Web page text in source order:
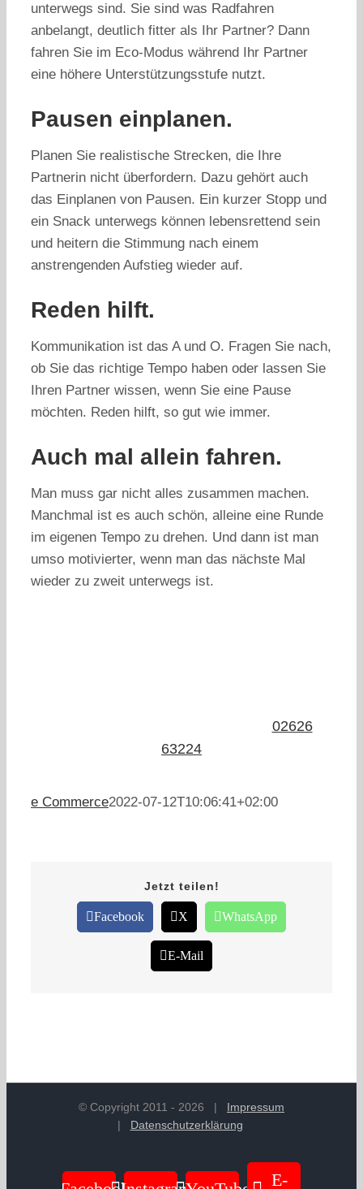
unterwegs sind. Sie sind was Radfahren
anbelangt, deutlich fitter als Ihr Partner? Dann
fahren Sie im Eco-Modus während Ihr Partner
eine höhere Unterstützungsstufe nutzt.
Pausen einplanen.
Planen Sie realistische Strecken, die Ihre
Partnerin nicht überfordern. Dazu gehört auch
das Einplanen von Pausen. Ein kurzer Stopp und
ein Snack unterwegs können lebensrettend sein
und heitern die Stimmung nach einem
anstrengenden Aufstieg wieder auf.
Reden hilft.
Kommunikation ist das A und O. Fragen Sie nach,
ob Sie das richtige Tempo haben oder lassen Sie
Ihren Partner wissen, wenn Sie eine Pause
möchten. Reden hilft, so gut wie immer.
Auch mal allein fahren.
Man muss gar nicht alles zusammen machen.
Manchmal ist es auch schön, alleine eine Runde
im eigenen Tempo zu drehen. Und dann ist man
umso motivierter, wenn man das nächste Mal
wieder zu zweit unterwegs ist.
02626
63224
e Commerce2022-07-12T10:06:41+02:00
Jetzt teilen!
Facebook X WhatsApp
E-Mail
© Copyright 2011 - 2026 | Impressum
| Datenschutzerklärung
E-